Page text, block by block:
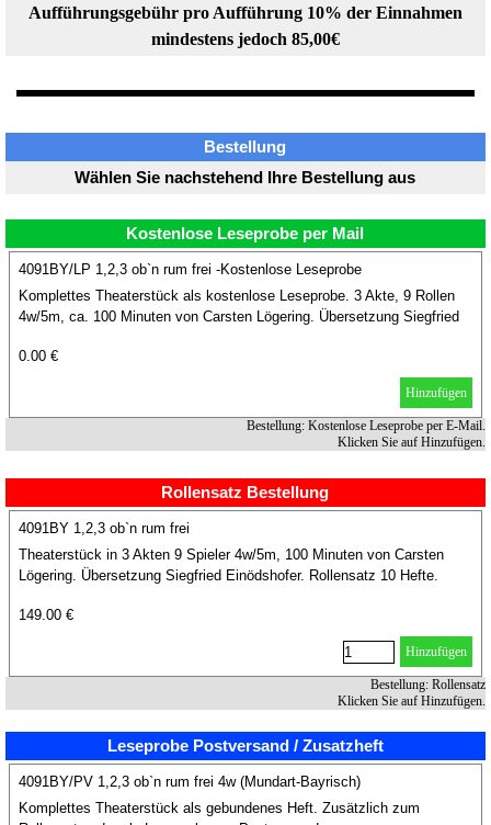
Aufführungsgebühr pro Aufführung 10% der Einnahmen
mindestens jedoch 85,00€
Bestellung
Wählen Sie nachstehend Ihre Bestellung aus
Kostenlose Leseprobe per Mail
4091BY/LP 1,2,3 ob`n rum frei -Kostenlose Leseprobe
Komplettes Theaterstück als kostenlose Leseprobe. 3 Akte, 9 Rollen
4w/5m, ca. 100 Minuten von Carsten Lögering. Übersetzung Siegfried
0.00 €
Hinzufügen
Bestellung: Kostenlose Leseprobe per E-Mail.
Klicken Sie auf Hinzufügen.
Rollensatz Bestellung
4091BY 1,2,3 ob`n rum frei
Theaterstück in 3 Akten 9 Spieler 4w/5m, 100 Minuten von Carsten
Lögering. Übersetzung Siegfried Einödshofer. Rollensatz 10 Hefte.
149.00 €
Hinzufügen
Bestellung: Rollensatz
Klicken Sie auf Hinzufügen.
Leseprobe Postversand / Zusatzheft
4091BY/PV 1,2,3 ob`n rum frei 4w (Mundart-Bayrisch)
Komplettes Theaterstück als gebundenes Heft. Zusätzlich zum